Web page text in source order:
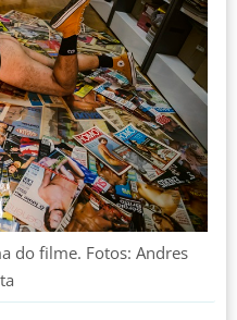
do filme. Fotos: Andres